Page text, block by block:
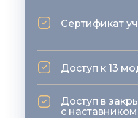
Доступ в
с наставником
Доступ к 13
Сертификат